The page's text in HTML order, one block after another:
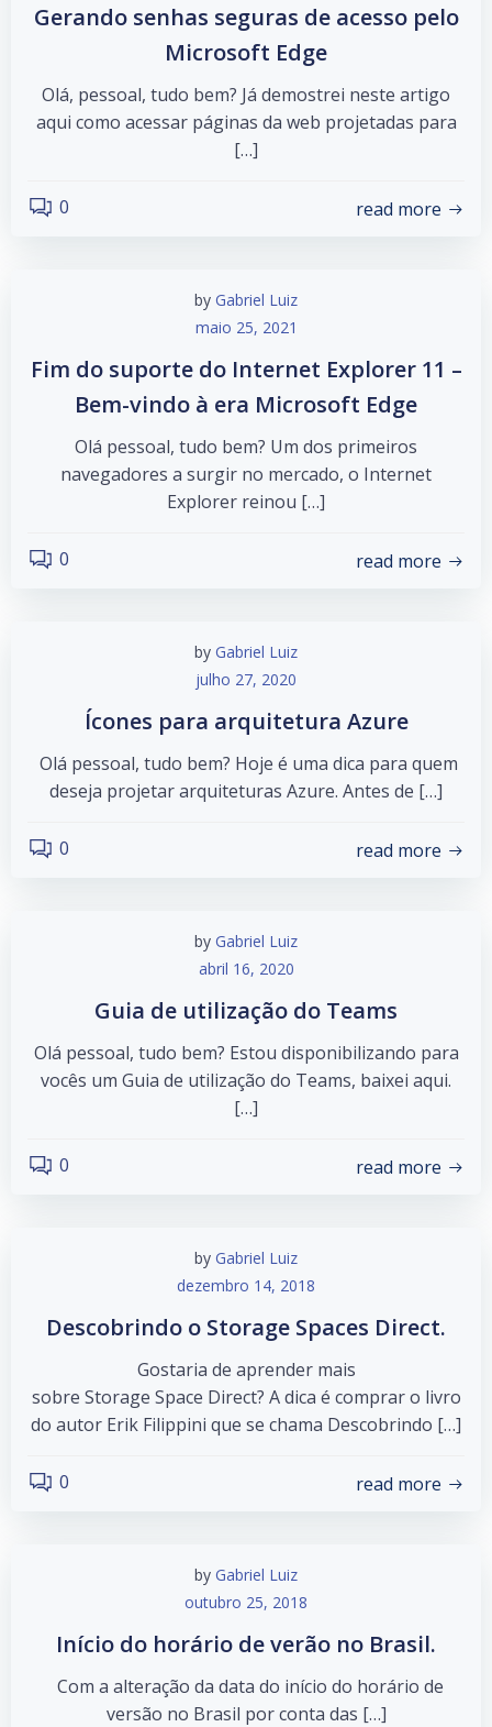
Gerando senhas seguras de acesso pelo
Microsoft Edge
Olá, pessoal, tudo bem? Já demostrei neste artigo
aqui como acessar páginas da web projetadas para
[…]
0 read more
by Gabriel Luiz
maio 25, 2021
Fim do suporte do Internet Explorer 11 –
Bem-vindo à era Microsoft Edge
Olá pessoal, tudo bem? Um dos primeiros
navegadores a surgir no mercado, o Internet
Explorer reinou […]
0 read more
by Gabriel Luiz
julho 27, 2020
Ícones para arquitetura Azure
Olá pessoal, tudo bem? Hoje é uma dica para quem
deseja projetar arquiteturas Azure. Antes de […]
0 read more
by Gabriel Luiz
abril 16, 2020
Guia de utilização do Teams
Olá pessoal, tudo bem? Estou disponibilizando para
vocês um Guia de utilização do Teams, baixei aqui.
[…]
0 read more
by Gabriel Luiz
dezembro 14, 2018
Descobrindo o Storage Spaces Direct.
Gostaria de aprender mais
sobre Storage Space Direct? A dica é comprar o livro
do autor Erik Filippini que se chama Descobrindo […]
0 read more
by Gabriel Luiz
outubro 25, 2018
Início do horário de verão no Brasil.
Com a alteração da data do início do horário de
versão no Brasil por conta das […]